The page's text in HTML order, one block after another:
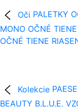
Oči PALETKY
MONO OČNÉ
OČNÉ TIENE
Kolekcie
BEAUTY B.L.U.E.